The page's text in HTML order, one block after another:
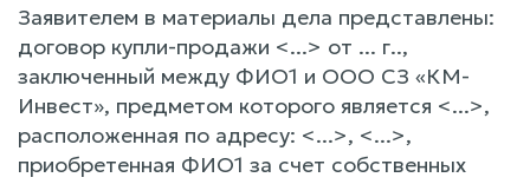
Заявителем в материалы дела представлены:
договор купли-продажи <...> от ... г..,
заключенный между ФИО1 и ООО СЗ «КМ-
Инвест», предметом которого является <...>,
расположенная по адресу: <...>, <...>,
приобретенная ФИО1 за счет собственных